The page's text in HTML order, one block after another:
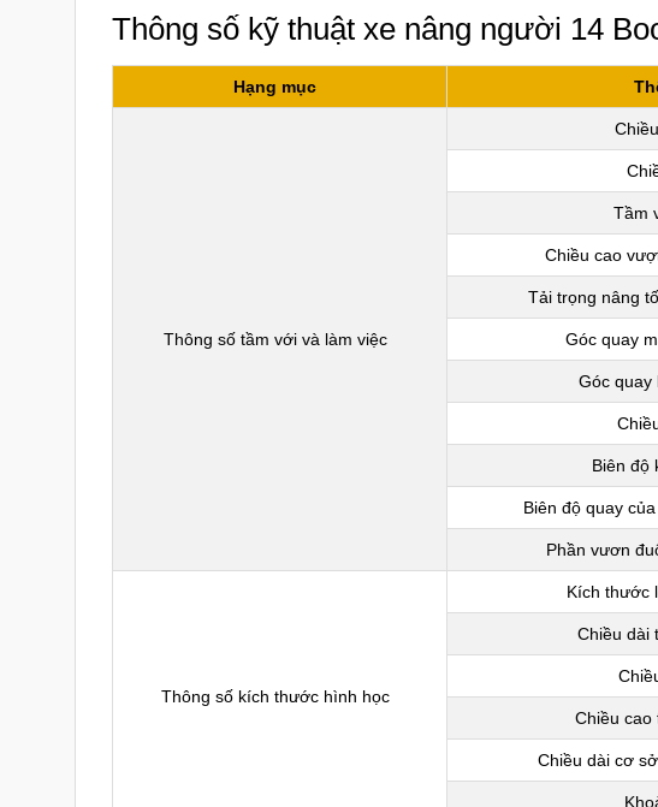
Thông số kỹ thuật xe nâng người 14
Hạng mục
Thông số tầm với và làm việc
Tầm
Chiều cao
Tải trọng nâng
Góc quay
Góc quay
Biên độ
Biên độ quay
Phần vươn
Thông số kích thước hình học
Kích thước
Chiều dài
Chiều cao
Chiều dài cơ